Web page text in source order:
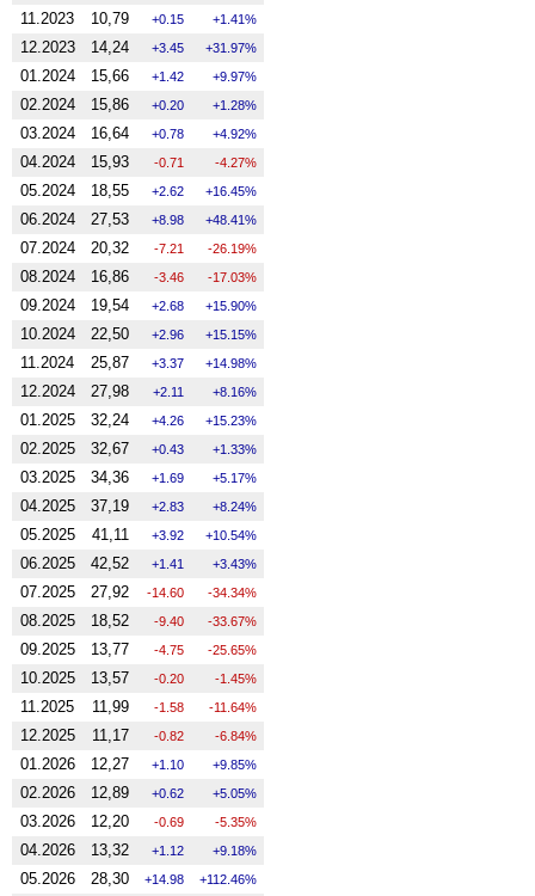
11.2023 10,79 0.15 1.41%
12.2023 14,24 3.45 31.97%
01.2024 15,66 1.42 9.97%
02.2024 15,86 0.20 1.28%
03.2024 16,64 0.78 4.92%
04.2024 15,93 -0.71 -4.27%
05.2024 18,55 2.62 16.45%
06.2024 27,53 8.98 48.41%
07.2024 20,32 -7.21 -26.19%
08.2024 16,86 -3.46 -17.03%
09.2024 19,54 2.68 15.90%
10.2024 22,50 2.96 15.15%
11.2024 25,87 3.37 14.98%
12.2024 27,98 2.11 8.16%
01.2025 32,24 4.26 15.23%
02.2025 32,67 0.43 1.33%
03.2025 34,36 1.69 5.17%
04.2025 37,19 2.83 8.24%
05.2025 41,11 3.92 10.54%
06.2025 42,52 1.41 3.43%
07.2025 27,92 -14.60 -34.34%
08.2025 18,52 -9.40 -33.67%
09.2025 13,77 -4.75 -25.65%
10.2025 13,57 -0.20 -1.45%
11.2025 11,99 -1.58 -11.64%
12.2025 11,17 -0.82 -6.84%
01.2026 12,27 1.10 9.85%
02.2026 12,89 0.62 5.05%
03.2026 12,20 -0.69 -5.35%
04.2026 13,32 1.12 9.18%
05.2026 28,30 14.98 112.46%